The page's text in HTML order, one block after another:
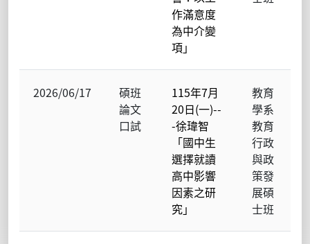
作滿意度
為中介變
項」
2026/06/17
碩班
論文
口試
115年7月
20日(一)--
-徐瑋智
「國中生
選擇就讀
高中影響
因素之研
究」
教育
學系
教育
行政
與政
策發
展碩
士班